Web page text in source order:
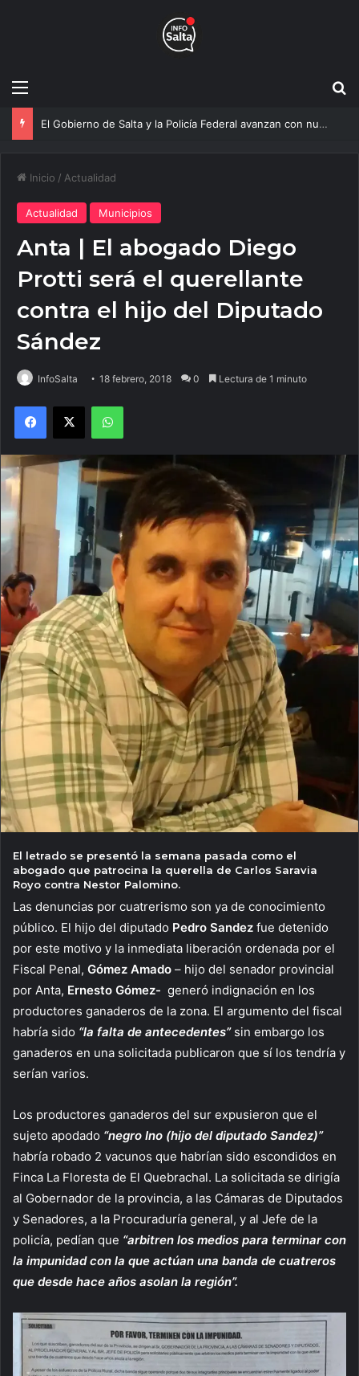
Menú
Más agua para Salta: Construyen una obra clave que mejorará el servicio a 20 mil vecinos
Inicio / Actualidad
Actualidad Municipios
Anta | El abogado Diego
Protti será el querellante
contra el hijo del Diputado
Sández
InfoSalta 18 febrero, 2018 0 Lectura de 1 minuto
Facebook
X WhatsApp
El letrado se presentó la semana pasada como el
abogado que patrocina la querella de Carlos Saravia
Royo contra Nestor Palomino.
Las denuncias por cuatrerismo son ya de conocimiento
público. El hijo del diputado Pedro Sandez fue detenido
por este motivo y la inmediata liberación ordenada por el
Fiscal Penal, Gómez Amado – hijo del senador provincial
por Anta, Ernesto Gómez- generó indignación en los
productores ganaderos de la zona. El argumento del fiscal
habría sido “la falta de antecedentes” sin embargo los
ganaderos en una solicitada publicaron que sí los tendría y
serían varios.
Los productores ganaderos del sur expusieron que el
sujeto apodado “negro Ino (hijo del diputado Sandez)”
habría robado 2 vacunos que habrían sido escondidos en
Finca La Floresta de El Quebrachal. La solicitada se dirigía
al Gobernador de la provincia, a las Cámaras de Diputados
y Senadores, a la Procuraduría general, y al Jefe de la
policía, pedían que “arbitren los medios para terminar con
la impunidad con la que actúan una banda de cuatreros
que desde hace años asolan la región”.